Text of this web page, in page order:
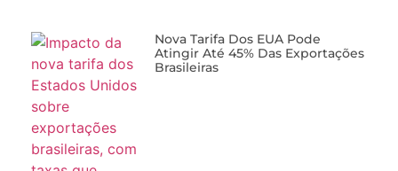
Nova Tarifa Dos EUA Pode
Atingir Até 45% Das Exportações
Brasileiras